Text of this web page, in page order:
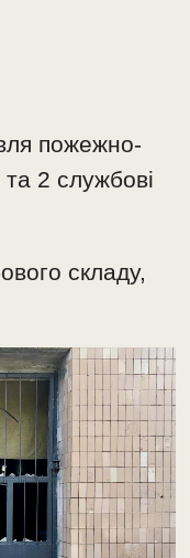
пожежно-
2 службові
складу,